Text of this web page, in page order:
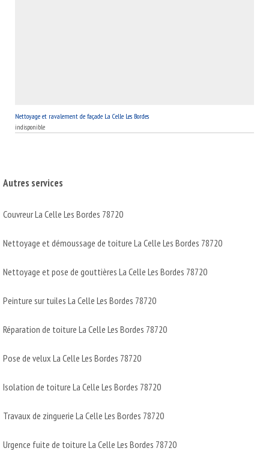
Nettoyage et ravalement de façade La Celle Les Bordes
indisponible
Autres services
Couvreur La Celle Les Bordes 78720
Nettoyage et démoussage de toiture La Celle Les Bordes 78720
Nettoyage et pose de gouttières La Celle Les Bordes 78720
Peinture sur tuiles La Celle Les Bordes 78720
Réparation de toiture La Celle Les Bordes 78720
Pose de velux La Celle Les Bordes 78720
Isolation de toiture La Celle Les Bordes 78720
Travaux de zinguerie La Celle Les Bordes 78720
Urgence fuite de toiture La Celle Les Bordes 78720